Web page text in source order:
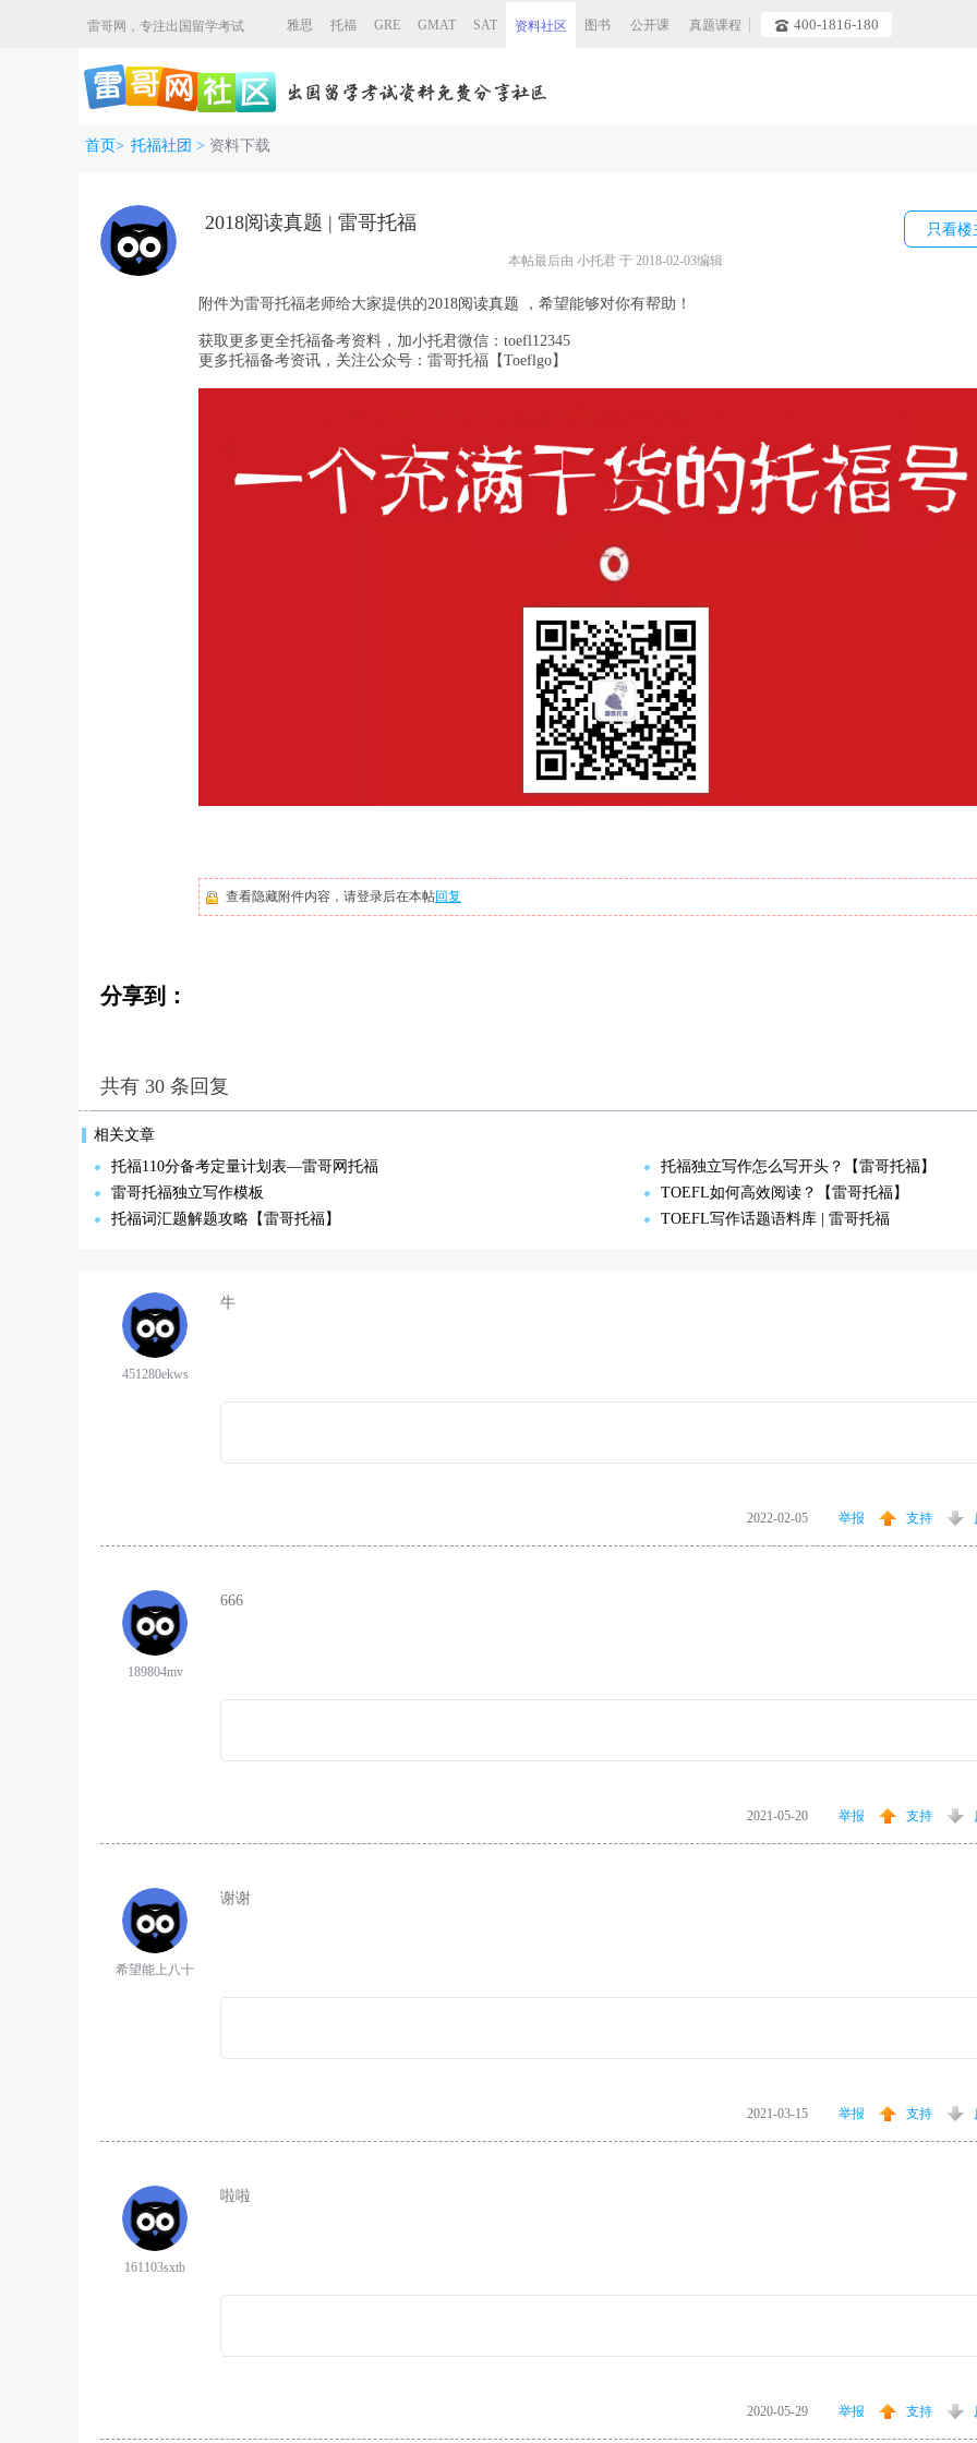
雷哥网，专注出国留学考试 雅思 托福 GRE GMAT SAT 资料社区 图书 公开课 真题课程 400-1816-180
首页> 托福社团 > 资料下载
2018阅读真题 | 雷哥托福 只看楼
本帖最后由 小托君 于 2018-02-03编辑
附件为雷哥托福老师给大家提供的2018阅读真题 ，希望能够对你有帮助！
获取 更多更全托福备考资料 ，加小托君微信：toefl12345
更多托福备考资讯 ，关注公众号： 雷哥托福 【Toeflgo】
查看隐藏附件内容，请登录后在本帖回复
分享到：
共有 30 条回复
相关文章
托福110分备考定量计划表—雷哥网托福
托福独立写作怎么写开头？【雷哥托福】
雷哥托福独立写作模板
TOEFL如何高效阅读？【雷哥托福】
托福词汇题解题攻略【雷哥托福】
TOEFL写作话题语料库 | 雷哥托福
451280ekws
牛
2022-02-05 举报 支持
189804mv
666
2021-05-20 举报 支持
希望能上八十
谢谢
2021-03-15 举报 支持
161103sxtb
啦啦
2020-05-29 举报 支持